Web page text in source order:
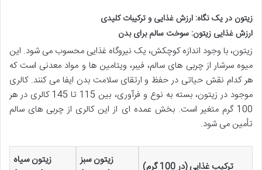
زیتون در یک نگاه: ارزش غذایی و ترکیبات کلیدی
ارزش غذایی زیتون: سوخت سالم برای بدن
زیتون، با وجود اندازه کوچکش، یک نیروگاه غذایی محسوب می شود. این
میوه سرشار از چربی های سالم، فیبر، ویتامین ها و مواد معدنی است که
هر کدام نقش حیاتی در حفظ و ارتقای سلامت بدن ایفا می کنند. کالری
موجود در زیتون، بسته به نوع و فرآوری، بین 115 تا 145 کالری در هر
100 گرم متغیر است. بخش عمده ای از این کالری از چربی های سالم
تأمین می شود.
ترکیب غذایی (در 100 گرم)
زیتون سبز
زیتون سیاه